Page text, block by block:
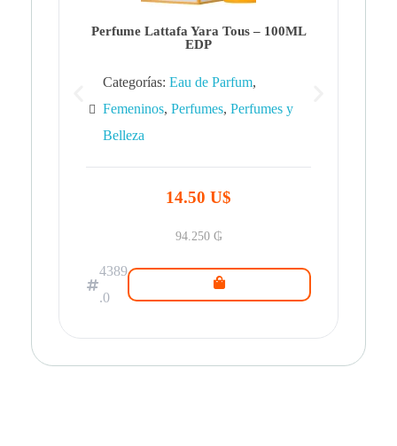
Perfume Lattafa Yara Tous – 100ML
EDP
Categorías: Eau de Parfum,
Femeninos, Perfumes, Perfumes y
Belleza
14.50 U$
94.250 ₲
4389
.0